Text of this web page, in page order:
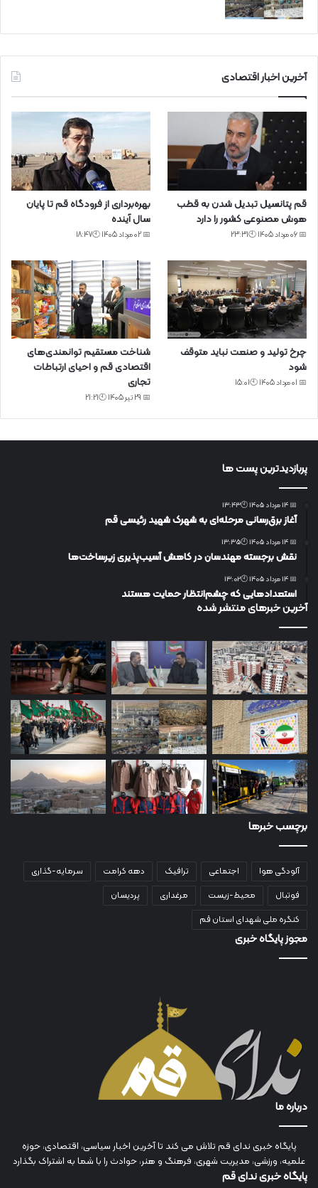
آخرین اخبار اقتصادی
قم پتانسیل تبدیل شدن به قطب
هوش مصنوعی کشور را دارد
📅 06 مرداد 1405 🕙23:31
بهره‌برداری از فرودگاه قم تا پایان
سال آینده
📅 02 مرداد 1405 🕙18:47
چرخ تولید و صنعت نباید متوقف
شود
📅 01 مرداد 1405 🕙15:01
شناخت مستقیم توانمندی‌های
اقتصادی قم و احیای ارتباطات
تجاری
📅 29 تیر 1405 🕙21:21
پربازدیدترین پست ها
📅 14 مرداد 1405 🕙13:43
آغاز برق‌رسانی مرحله‌ای به شهرک شهید رئیسی قم
📅 14 مرداد 1405 🕙13:35
نقش برجسته مهندسان در کاهش آسیب‌پذیری زیرساخت‌ها
📅 14 مرداد 1405 🕙13:02
استعدادهایی که چشم‌انتظار حمایت هستند
آخرین خبرهای منتشر شده
برچسب خبرها
آلودگی هوا اجتماعی ترافیک دهه کرامت
سرمایه-گذاری
فوتبال
محیط-زیست مرغداری
پردیسان
کنگره ملی شهدای استان قم
مجوز پایگاه خبری
درباره ما
پایگاه خبری ندای قم تلاش می کند تا آخرین اخبار سیاسی، اقتصادی، حوزه
علمیه، ورزشی، مدیریت شهری، فرهنگ و هنر، حوادث را با شما به اشتراک بگذارد
پایگاه خبری ندای قم